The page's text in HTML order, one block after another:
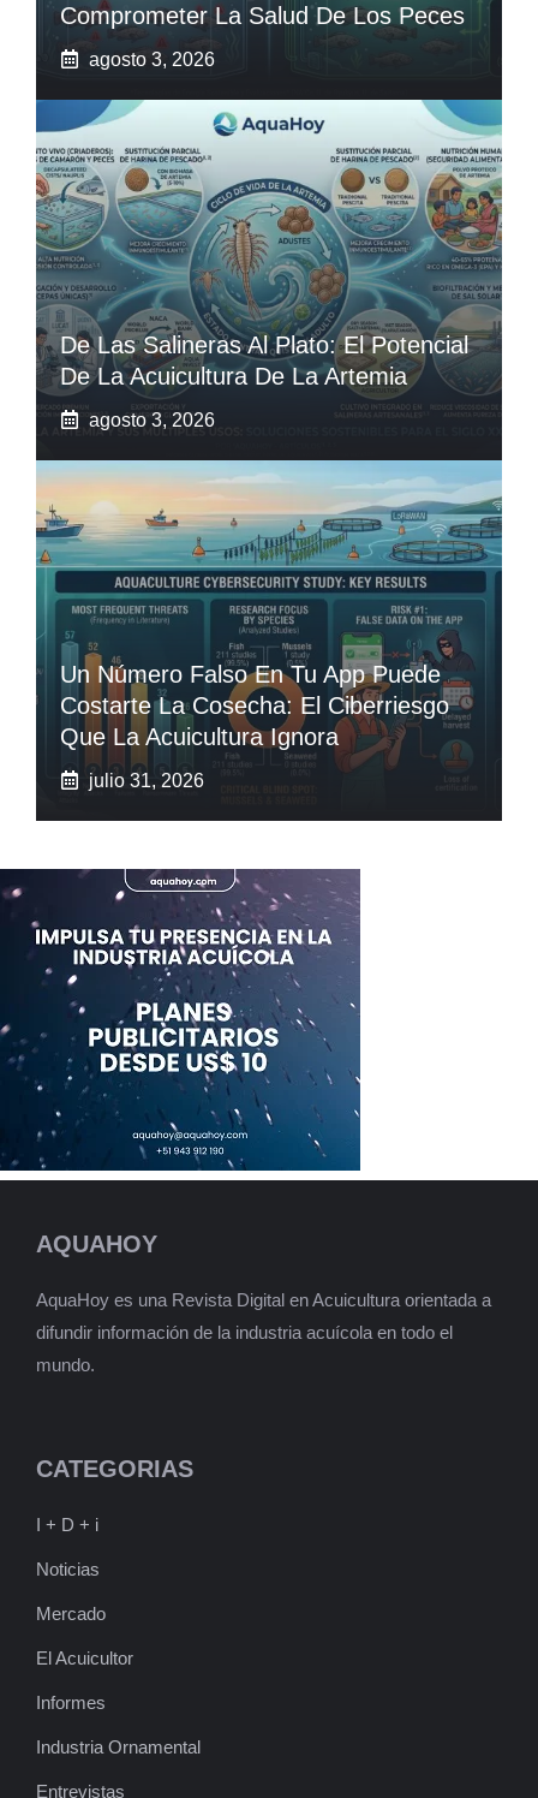
Comprometer La Salud De Los Peces
agosto 3, 2026
De Las Salineras Al Plato: El Potencial
De La Acuicultura De La Artemia
agosto 3, 2026
Un Número Falso En Tu App Puede
Costarte La Cosecha: El Ciberriesgo
Que La Acuicultura Ignora
julio 31, 2026
AQUAHOY
AquaHoy es una Revista Digital en Acuicultura orientada a
difundir información de la industria acuícola en todo el
mundo.
CATEGORIAS
I + D + i
Noticias
Mercado
El Acuicultor
Informes
Industria Ornamental
Entrevistas